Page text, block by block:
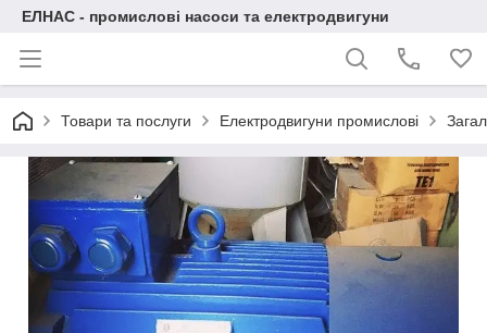
ЕЛНАС - промислові насоси та електродвигуни
Товари та послуги Електродвигуни промислові